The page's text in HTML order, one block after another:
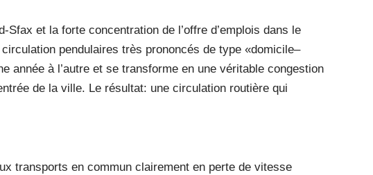
Sfax et la forte concentration de l’offre d’emplois dans le
pendulaires très prononcés de type «domicile–
année à l’autre et se transforme en une véritable congestion
de la ville. Le résultat: une circulation routière qui
transports en commun clairement en perte de vitesse